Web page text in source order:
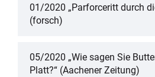
01/2020 „Parforceritt durch
(forsch)
05/2020 „Wie sagen Sie
Platt?“ (Aachener Zeitung)